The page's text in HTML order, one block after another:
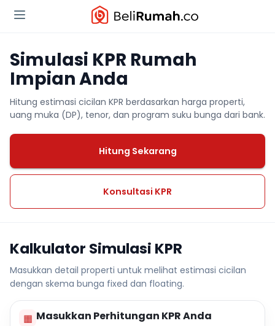
Simulasi KPR Rumah
Impian Anda
Hitung estimasi cicilan KPR berdasarkan harga properti,
uang muka (DP), tenor, dan program suku bunga dari bank.
Hitung Sekarang
Konsultasi KPR
Kalkulator Simulasi KPR
Masukkan detail properti untuk melihat estimasi cicilan
dengan skema bunga fixed dan floating.
▦ Masukkan Perhitungan KPR Anda